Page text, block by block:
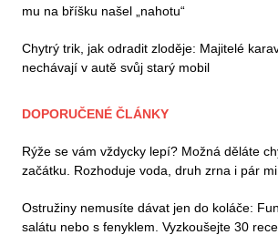
mu na bříšku našel „nahotu“
Chytrý trik, jak odradit zloděje: Majitelé
nechávají v autě svůj starý mobil
DOPORUČENÉ ČLÁNKY
Rýže se vám vždycky lepí? Možná děláte
začátku. Rozhoduje voda, druh zrna i pár
Ostružiny nemusíte dávat jen do koláče:
salátu nebo s fenyklem. Vyzkoušejte 30